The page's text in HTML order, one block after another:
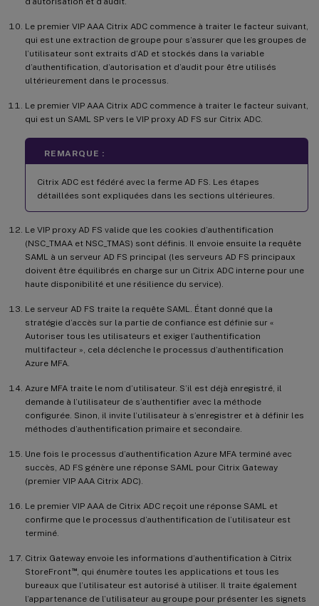
Le premier VIP AAA Citrix ADC commence à traiter le facteur suivant,
qui est une extraction de groupe pour s’assurer que les groupes de
l’utilisateur sont extraits d’AD et stockés dans la variable
d’authentification, d’autorisation et d’audit pour être utilisés
ultérieurement dans le processus.
Le premier VIP AAA Citrix ADC commence à traiter le facteur suivant,
qui est un SAML SP vers le VIP proxy AD FS sur Citrix ADC.
REMARQUE :
Citrix ADC est fédéré avec la ferme AD FS. Les étapes
détaillées sont expliquées dans les sections ultérieures.
Le VIP proxy AD FS valide que les cookies d’authentification
(NSC_TMAA et NSC_TMAS) sont définis. Il envoie ensuite la requête
SAML à un serveur AD FS principal (les serveurs AD FS principaux
doivent être équilibrés en charge sur un Citrix ADC interne pour une
haute disponibilité et une résilience du service).
Le serveur AD FS traite la requête SAML. Étant donné que la
stratégie d’accès sur la partie de confiance est définie sur «
Autoriser tous les utilisateurs et exiger l’authentification
multifacteur », cela déclenche le processus d’authentification
Azure MFA.
Azure MFA traite le nom d’utilisateur. S’il est déjà enregistré, il
demande à l’utilisateur de s’authentifier avec la méthode
configurée. Sinon, il invite l’utilisateur à s’enregistrer et à définir les
méthodes d’authentification primaire et secondaire.
Une fois le processus d’authentification Azure MFA terminé avec
succès, AD FS génère une réponse SAML pour Citrix Gateway
(premier VIP AAA Citrix ADC).
Le premier VIP AAA de Citrix ADC reçoit une réponse SAML et
confirme que le processus d’authentification de l’utilisateur est
terminé.
Citrix Gateway envoie les informations d’authentification à Citrix
StoreFront™, qui énumère toutes les applications et tous les
bureaux que l’utilisateur est autorisé à utiliser. Il traite également
l’appartenance de l’utilisateur au groupe pour présenter les signets